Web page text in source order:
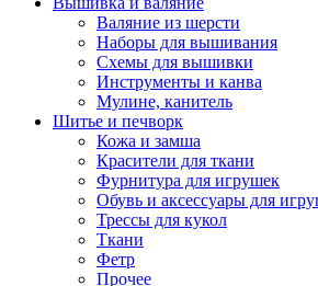
Валяние из шерсти
Наборы для вышивания
Схемы для вышивки
Инструменты и канва
Мулине, канитель
Шитье и печворк
Кожа и замша
Красители для ткани
Фурнитура для игрушек
Обувь и аксессуары для
Трессы для кукол
Ткани
Фетр
Прочее